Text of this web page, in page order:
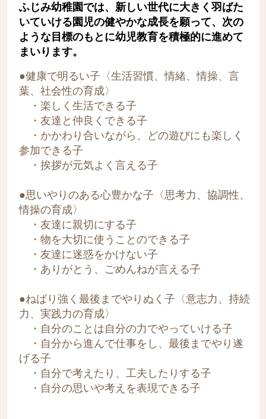
ふじみ幼稚園では、新しい世代に大きく羽ばた
いていける園児の健やかな成長を願って、次の
ような目標のもとに幼児教育を積極的に進めて
まいります。
●健康で明るい子〈生活習慣、情緒、情操、言
葉、社会性の育成〉
・楽しく生活できる子
・友達と仲良くできる子
・かかわり合いながら、どの遊びにも楽しく
参加できる子
・挨拶が元気よく言える子
●思いやりのある心豊かな子〈思考力、協調性、
情操の育成〉
・友達に親切にする子
・物を大切に使うことのできる子
・友達に迷惑をかけない子
・ありがとう、ごめんねが言える子
●ねばり強く最後までやりぬく子〈意志力、持続
力、実践力の育成〉
・自分のことは自分の力でやっていける子
・自分から進んで仕事をし、最後までやり遂
げる子
・自分で考えたり、工夫したりする子
・自分の思いや考えを表現できる子